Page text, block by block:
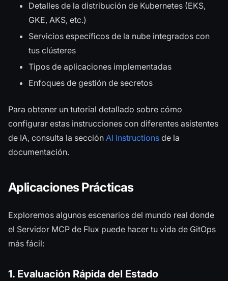
Detalles de la distribución de Kubernetes (EKS,
GKE, AKS, etc.)
Servicios específicos de la nube integrados con
tus clústeres
Tipos de aplicaciones implementadas
Enfoques de gestión de secretos
Para obtener un tutorial detallado sobre cómo
configurar estas instrucciones con diferentes asistentes
de IA, consulta la sección AI Instructions de la
documentación.
Aplicaciones Prácticas
Exploremos algunos escenarios del mundo real donde
el Servidor MCP de Flux puede hacer tu vida de GitOps
más fácil:
1. Evaluación Rápida del Estado